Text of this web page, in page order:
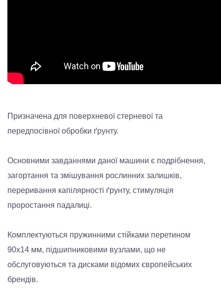
Призначена для поверхневої стерневої та
передпосівної обробки ґрунту.
Основними завданнями даної машини є подрібнення,
загортання та змішування рослинних залишків,
переривання капілярності ґрунту, стимуляція
проростання падалиці.
Комплектуються пружинними стійками перетином
90х14 мм, підшипниковими вузлами, що не
обслуговуються та дисками відомих європейських
брендів.